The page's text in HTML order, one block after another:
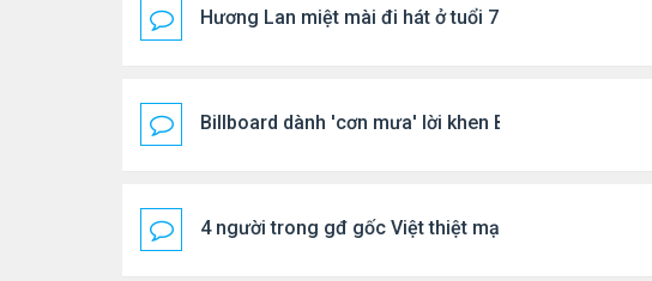
Hương Lan miệt mài đi hát ở tuổi 70
Billboard dành 'cơn mưa' lời khen BTS
4 người trong gđ gốc Việt thiệt mạng vì tai nạn xe hơi